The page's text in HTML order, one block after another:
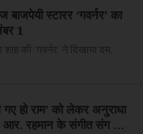
स्टारर ‘गवर्नर’ का
1
हो राम’ को लेकर अनुराधा
आर. रहमान के संगीत संग की